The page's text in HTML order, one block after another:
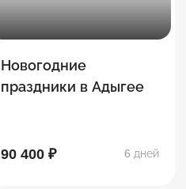
Новогодние
праздники в Адыгее
90 400 ₽ 6 дней